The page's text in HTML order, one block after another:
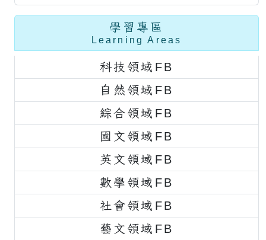
學習專區
Learning Areas
科技領域FB
自然領域FB
綜合領域FB
國文領域FB
英文領域FB
數學領域FB
社會領域FB
藝文領域FB